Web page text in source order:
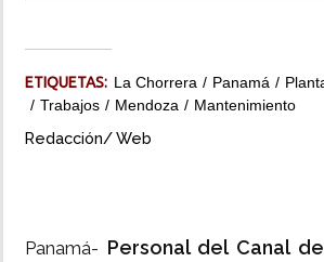
ETIQUETAS: La Chorrera Panamá
Trabajos
Mendoza Mantenimiento
Redacción/ Web
Panamá- Personal del Canal